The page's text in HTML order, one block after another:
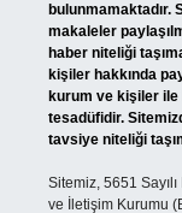
bulunmamaktadır.
makaleler
haber niteliği
kişiler hakkında
kurum ve kişiler
tesadüfidir.
tavsiye niteliği
Sitemiz, 5651
ve İletişim Kurumu